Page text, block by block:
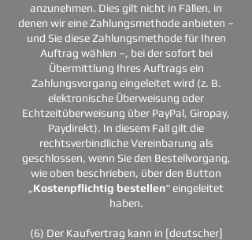
anzunehmen. Dies gilt nicht in Fällen, in
denen wir eine Zahlungsmethode anbieten –
und Sie diese Zahlungsmethode für Ihren
Auftrag wählen –, bei der sofort bei
Übermittlung Ihres Auftrags ein
Zahlungsvorgang eingeleitet wird (z. B.
elektronische Überweisung oder
Echtzeitüberweisung über PayPal, Giropay,
Paydirekt). In diesem Fall gilt die
rechtsverbindliche Vereinbarung als
geschlossen, wenn Sie den Bestellvorgang,
wie oben beschrieben, über den Button
„Kostenpflichtig bestellen“ eingeleitet
haben.
(6) Der Kaufvertrag kann in [deutscher]